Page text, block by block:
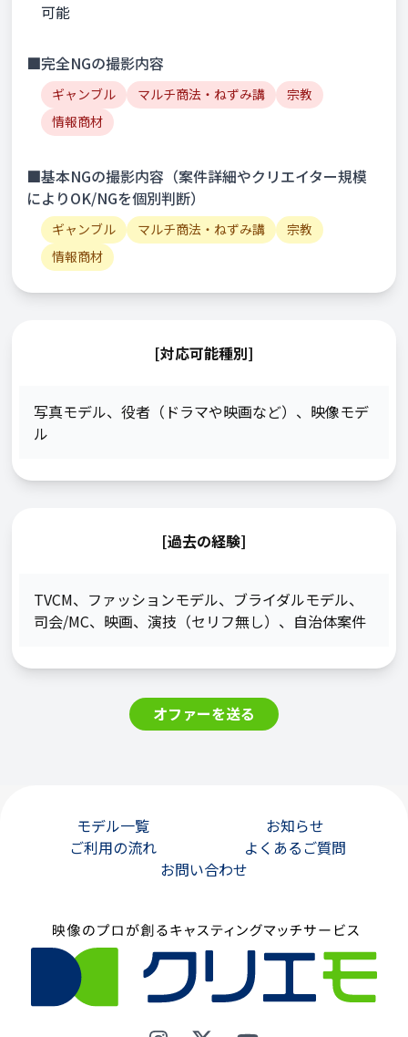
可能
■完全NGの撮影内容
ギャンブル マルチ商法・ねずみ講
宗教
情報商材
■基本NGの撮影内容（案件詳細やクリエイター規模
によりOK/NGを個別判断）
ギャンブル マルチ商法・ねずみ講
宗教
情報商材
[対応可能種別]
写真モデル、役者（ドラマや映画など） 、 映像モデ
ル
[過去の経験]
TVCM、 ファッションモデル、 ブライダルモデル、
司会/MC、 映画、演技（セリフ無し） 、 自治体案件
オファーを送る
モデル一覧
お知らせ
ご利用の流れ
よくあるご質問
お問い合わせ